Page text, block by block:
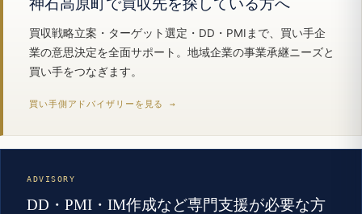
買収戦略立案・ターゲット選定・DD・PMIまで、買い手企
業の意思決定を全面サポート。地域企業の事業承継ニーズと
買い手をつなぎます。
買い手側アドバイザリーを見る →
ADVISORY
DD・PMI・IM作成など専門支援が必要な方